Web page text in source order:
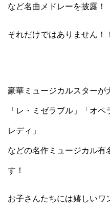
など名曲メドレーを披露！
それだけではありません！！
豪華ミュージカルスターが
「レ・ミゼラブル」「オ
レディ」
などの名作ミュージカル有
す！
お子さんたちには嬉しいワ